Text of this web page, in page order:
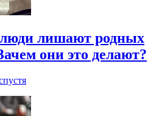
лишают родных
они это делают?